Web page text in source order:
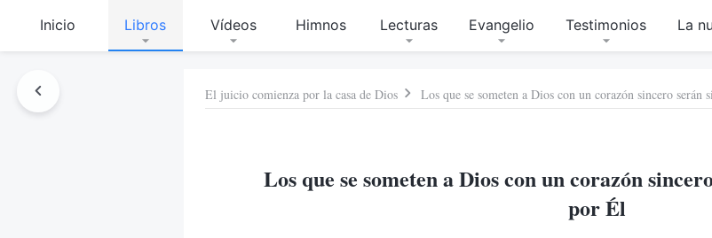
Inicio Libros Vídeos Himnos Lecturas Evangelio Testimonios La
El juicio comienza por la casa de Dios Los que se someten a Dios con un corazón sincero serán
Los que se someten a Dios con un corazón
por Él